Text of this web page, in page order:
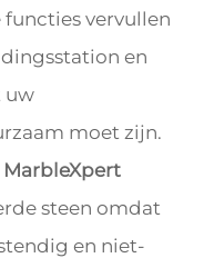
vervullen
en
uw
moet zijn.
MarbleXpert
steen omdat
en niet-